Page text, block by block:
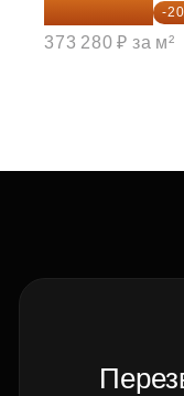
24 935 104 ₽ -
373 280 ₽ за м²